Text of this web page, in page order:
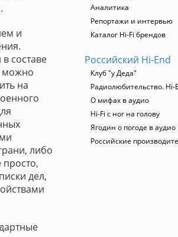
и
составе
можно
на
либо
дел,
Аналитика
Репортажи и интервью
Каталог Hi-Fi брендов
Российский Hi-End
Клуб "у Деда"
Радиолюбительство. Hi-
О мифах в аудио
Hi-Fi с ног на голову
Ягодин о погоде в
Российские